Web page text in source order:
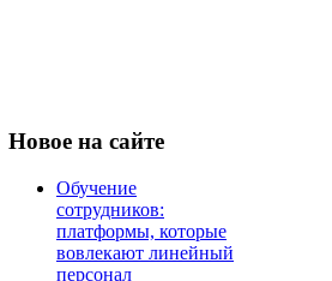
Новое на сайте
Обучение
сотрудников:
платформы, которые
вовлекают линейный
персонал